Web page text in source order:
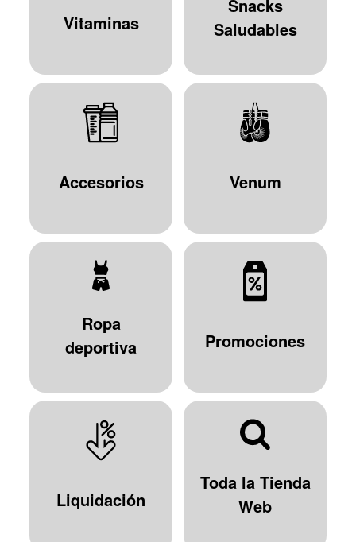
Vitaminas
Snacks
Saludables
Accesorios Venum
Ropa
deportiva
Promociones
Liquidación
Toda la Tienda
Web